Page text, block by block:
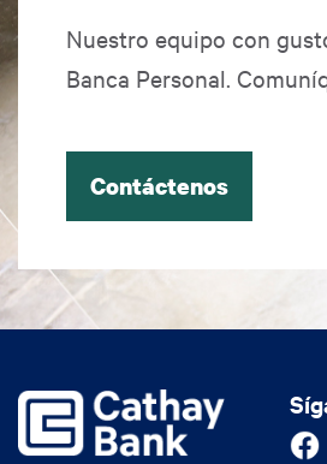
Nuestro equipo con
Banca Personal.
Contáctenos